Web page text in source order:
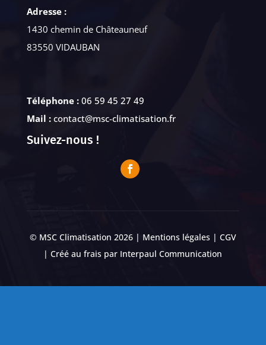
Adresse :
1430 chemin de Châteauneuf
83550 VIDAUBAN
Téléphone : 06 59 45 27 49
Mail :contact@msc-climatisation.fr
Suivez-nous !
© MSC Climatisation 2026 | Mentions légales| CGV
| Créé au frais par Interpaul Communication